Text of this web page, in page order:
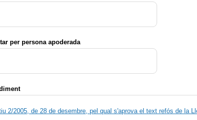
per persona apoderada
2/2005, de 28 de desembre, pel qual s'aprova el text refós de la